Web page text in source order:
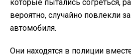
которые пытались согреться,
вероятно, случайно повлекли
автомобиля.
Они находятся в полиции